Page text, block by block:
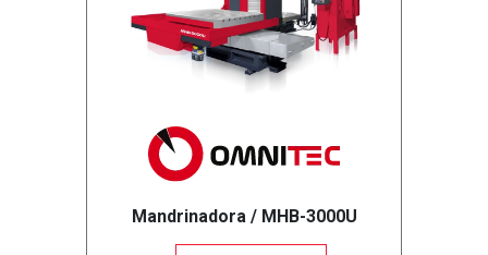
Mandrinadora / MHB-3000U